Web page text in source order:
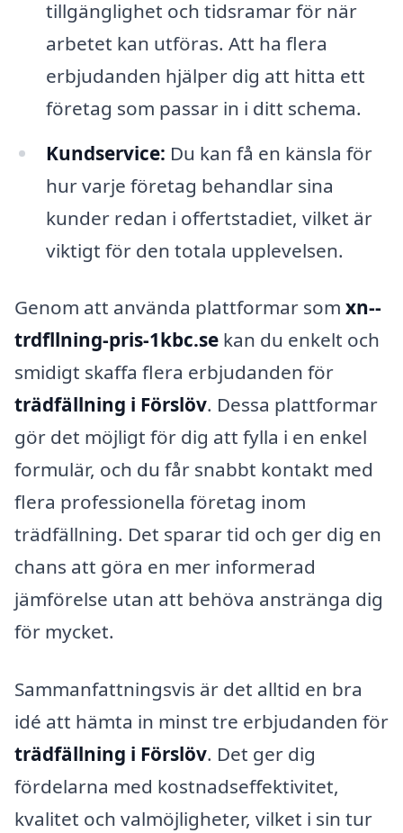
tillgänglighet och tidsramar för när
arbetet kan utföras. Att ha flera
erbjudanden hjälper dig att hitta ett
företag som passar in i ditt schema.
Kundservice: Du kan få en känsla för
hur varje företag behandlar sina
kunder redan i offertstadiet, vilket är
viktigt för den totala upplevelsen.
Genom att använda plattformar som xn--
trdfllning-pris-1kbc.se kan du enkelt och
smidigt skaffa flera erbjudanden för
trädfällning i Förslöv. Dessa plattformar
gör det möjligt för dig att fylla i en enkel
formulär, och du får snabbt kontakt med
flera professionella företag inom
trädfällning. Det sparar tid och ger dig en
chans att göra en mer informerad
jämförelse utan att behöva anstränga dig
för mycket.
Sammanfattningsvis är det alltid en bra
idé att hämta in minst tre erbjudanden för
trädfällning i Förslöv. Det ger dig
fördelarna med kostnadseffektivitet,
kvalitet och valmöjligheter, vilket i sin tur